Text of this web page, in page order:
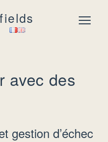
Menu
avec des
gestion d’échec